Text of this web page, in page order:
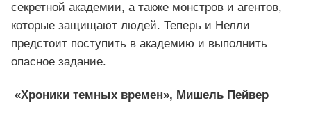
секретной академии, а также монстров и агентов,
которые защищают людей. Теперь и Нелли
предстоит поступить в академию и выполнить
опасное задание.
«Хроники темных времен», Мишель Пейвер